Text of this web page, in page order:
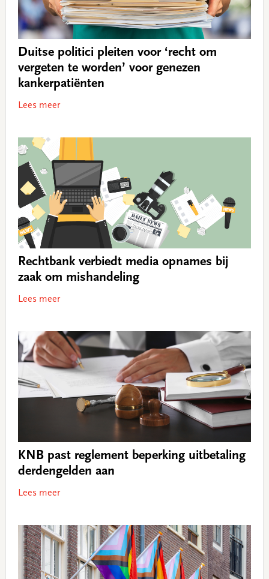
Duitse politici pleiten voor ‘recht om
vergeten te worden’ voor genezen
kankerpatiënten
Lees meer
Rechtbank verbiedt media opnames bij
zaak om mishandeling
Lees meer
KNB past reglement beperking uitbetaling
derdengelden aan
Lees meer